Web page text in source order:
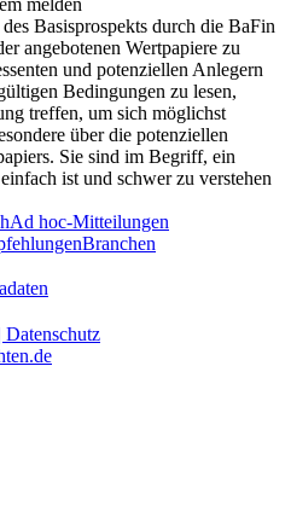
melden
Basisprospekts durch die BaFin
angebotenen Wertpapiere zu
und potenziellen Anlegern
Bedingungen zu lesen,
treffen, um sich möglichst
über die potenziellen
Sie sind im Begriff, ein
ist und schwer zu verstehen
Ad hoc-Mitteilungen
Branchen